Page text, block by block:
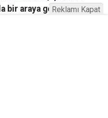
bir araya gelerek talep
Reklamı Kapat